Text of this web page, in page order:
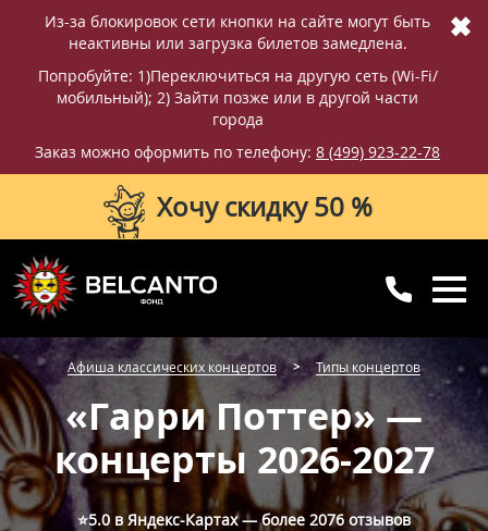
Из-за блокировок сети кнопки на сайте могут быть
неактивны или загрузка билетов замедлена.
Попробуйте: 1)Переключиться на другую сеть (Wi-Fi/
мобильный); 2) Зайти позже или в другой части
города
Заказ можно оформить по телефону: 8 (499) 923-22-78
✖
Хочу скидку 50 %
8 (499) 923-22-78
с 10:00 до 20:00
8 (800) 770-09-71
для регионов
Афиша классических концертов Типы концертов
«Гарри Поттер» —
концерты 2026-2027
⭐5.0 в Яндекс-Картах — более 2076 отзывов